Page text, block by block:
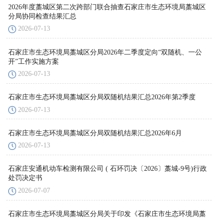
2026年度藁城区第二次跨部门联合抽查石家庄市生态环境局藁城区
分局协同检查结果汇总
2026-07-13
石家庄市生态环境局藁城区分局2026年二季度定向“双随机、一公
开”工作实施方案
2026-07-13
石家庄市生态环境局藁城区分局双随机结果汇总2026年第2季度
2026-07-13
石家庄市生态环境局藁城区分局双随机结果汇总2026年6月
2026-07-13
石家庄安通机动车检测有限公司 ( 石环罚决〔2026〕藁城-9号)行政
处罚决定书
2026-07-07
石家庄市生态环境局藁城区分局关于印发《石家庄市生态环境局藁